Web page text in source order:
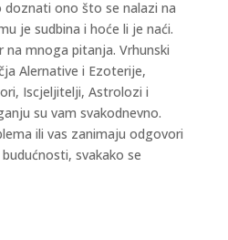
doznati ono što se nalazi na
je sudbina i hoće li je naći.
na mnoga pitanja. Vrhunski
Alernative i Ezoterije,
Iscjeljitelji, Astrolozi i
su vam svakodnevno.
ili vas zanimaju odgovori
svakako se